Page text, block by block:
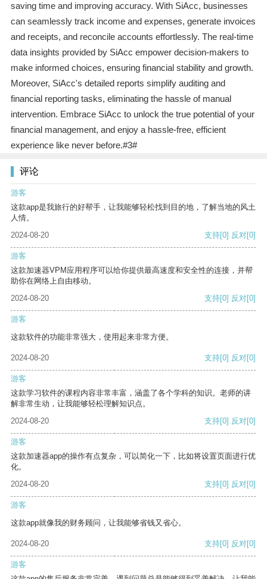
saving time and improving accuracy. With SiAcc, businesses
can seamlessly track income and expenses, generate invoices
and receipts, and reconcile accounts effortlessly. The real-time
data insights provided by SiAcc empower decision-makers to
make informed choices, ensuring financial stability and growth.
Moreover, SiAcc's detailed reports simplify auditing and
financial reporting tasks, eliminating the hassle of manual
intervention. Embrace SiAcc to unlock the true potential of your
financial management, and enjoy a hassle-free, efficient
experience like never before.#3#
评论
游客
这款app是我旅行的好帮手，让我能够轻松找到目的地，了解当地的风土
人情。
2024-08-20
支持[0] 反对[0]
游客
这款加速器VPM应用程序可以给你提供最高速度和安全性的连接，并帮
助你在网络上自由移动。
2024-08-20
支持[0] 反对[0]
游客
这款软件的功能非常强大，使用起来非常方便。
2024-08-20 支持[0] 反对[0]
游客
这款学习软件的课程内容非常丰富，涵盖了各个学科的知识。老师的讲
解非常生动，让我能够轻松理解知识点。
2024-08-20
支持[0] 反对[0]
游客
这款加速器app的操作有点复杂，可以简化一下，比如将设置页面进行优
化。
2024-08-20
支持[0] 反对[0]
游客
这款app就像我的财务顾问，让我能够省钱又省心。
2024-08-20 支持[0] 反对[0]
游客